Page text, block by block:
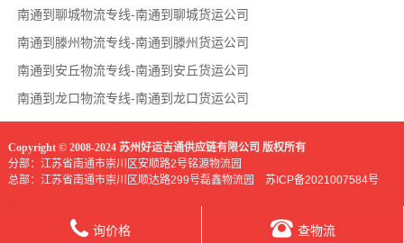
南通到聊城物流专线-南通到聊城货运公司
南通到滕州物流专线-南通到滕州货运公司
南通到安丘物流专线-南通到安丘货运公司
南通到龙口物流专线-南通到龙口货运公司
Copyright © 2008-2024 苏州好运吉通供应链有限公司 版权所有
分部：江苏省南通市崇川区安顺路2号铭源物流园
总部：江苏省南通市崇川区顺达路299号磊鑫物流园 苏ICP备2021007584号
询价格 查物流